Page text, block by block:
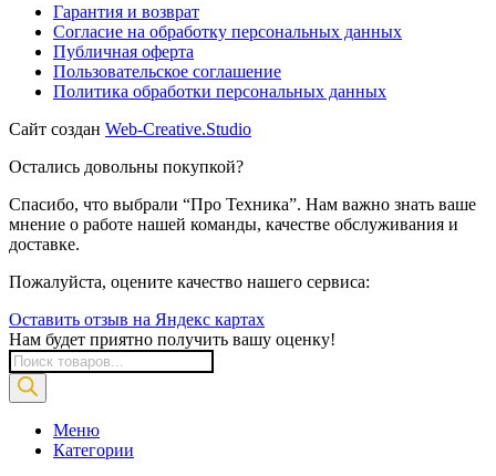
Гарантия и возврат
Согласие на обработку персональных данных
Публичная оферта
Пользовательское соглашение
Политика обработки персональных данных
Сайт создан Web-Creative.Studio
Остались довольны покупкой?
Спасибо, что выбрали “Про Техника”. Нам важно знать ваше
мнение о работе нашей команды, качестве обслуживания и
доставке.
Пожалуйста, оцените качество нашего сервиса:
Оставить отзыв на Яндекс картах
Нам будет приятно получить вашу оценку!
Поиск
товаров
Меню
Категории